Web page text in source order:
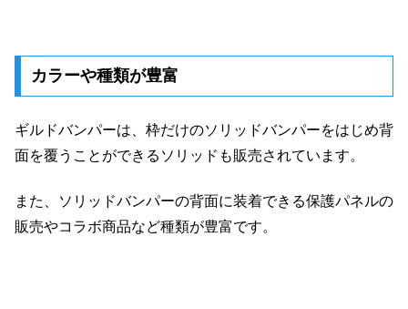
カラーや種類が豊富
ギルドバンパーは、枠だけのソリッドバンパーをはじめ背
面を覆うことができるソリッドも販売されています。
また、ソリッドバンパーの背面に装着できる保護パネルの
販売やコラボ商品など種類が豊富です。